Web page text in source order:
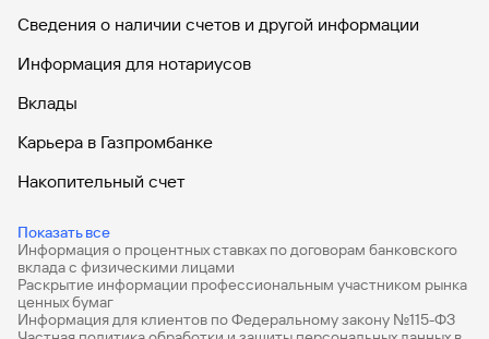
Сведения о наличии счетов и другой информации
Информация для нотариусов
Вклады
Карьера в Газпромбанке
Накопительный счет
Показать все
Дебетовые карты с бесплатным обслуживанием
Все накопительные счета
Информация о процентных ставках по договорам банковского
вклада с физическими лицами
Раскрытие информации профессиональным участником рынка
ценных бумаг
Информация для клиентов по Федеральному закону №115-ФЗ